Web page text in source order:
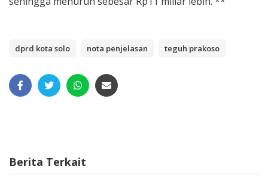
dprd kota solo nota penjelasan teguh prakoso
Berita Terkait